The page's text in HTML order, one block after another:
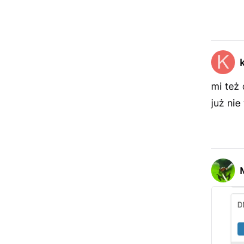
mi też
już nie